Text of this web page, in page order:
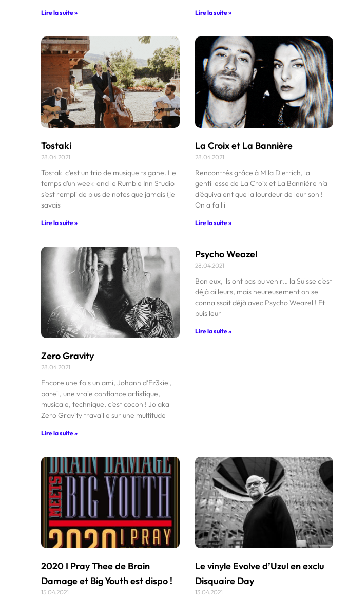
Lire la suite » Lire la suite »
Tostaki
28.04.2021
Tostaki c’est un trio de musique tsigane. Le
temps d’un week-end le Rumble Inn Studio
s’est rempli de plus de notes que jamais (je
savais
Lire la suite »
La Croix et La Bannière
28.04.2021
Rencontrés grâce à Mila Dietrich, la
gentillesse de La Croix et La Bannière n’a
d’équivalent que la lourdeur de leur son !
On a failli
Lire la suite »
Zero Gravity
28.04.2021
Encore une fois un ami, Johann d’Ez3kiel,
pareil, une vraie confiance artistique,
musicale, technique, c’est cocon ! Jo aka
Zero Gravity travaille sur une multitude
Lire la suite »
Psycho Weazel
28.04.2021
Bon eux, ils ont pas pu venir… la Suisse c’est
déjà ailleurs, mais heureusement on se
connaissait déjà avec Psycho Weazel ! Et
puis leur
Lire la suite »
2020 I Pray Thee de Brain
Damage et Big Youth est dispo !
15.04.2021
Le vinyle Evolve d’Uzul en exclu
Disquaire Day
13.04.2021